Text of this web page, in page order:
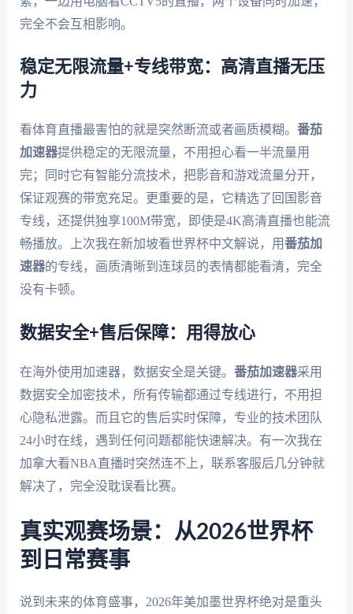
完全不会互相影响。
稳定无限流量+专线带宽：高清直播无压
力
看体育直播最害怕的就是突然断流或者画质模糊。 番茄
加速器提供稳定的无限流量，不用担心看一半流量用
完；同时它有智能分流技术，把影音和游戏流量分开，
保证观赛的带宽充足。更重要的是，它精选了回国影音
专线，还提供独享100M带宽，即使是4K高清直播也能流
畅播放。上次我在新加坡看世界杯中文解说，用番茄加
速器的专线，画质清晰到连球员的表情都能看清，完全
没有卡顿。
数据安全+售后保障：用得放心
在海外使用加速器，数据安全是关键。 番茄加速器采用
数据安全加密技术，所有传输都通过专线进行，不用担
心隐私泄露。而且它的售后实时保障，专业的技术团队
24小时在线，遇到任何问题都能快速解决。有一次我在
加拿大看NBA直播时突然连不上，联系客服后几分钟就
解决了，完全没耽误看比赛。
真实观赛场景：从2026世界杯
到日常赛事
说到未来的体育盛事，2026年美加墨世界杯绝对是重头